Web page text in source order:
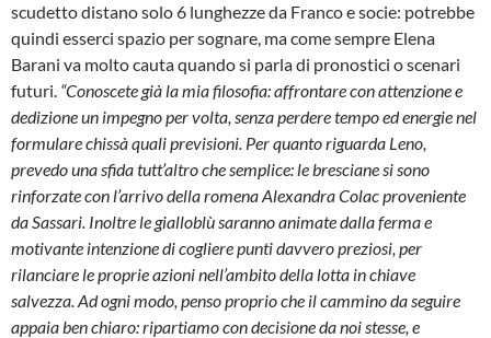
scudetto distano solo 6 lunghezze da Franco e socie: potrebbe
quindi esserci spazio per sognare, ma come sempre Elena
Barani va molto cauta quando si parla di pronostici o scenari
futuri. “Conoscete già la mia filosofia: affrontare con attenzione e
dedizione un impegno per volta, senza perdere tempo ed energie nel
formulare chissà quali previsioni. Per quanto riguarda Leno,
prevedo una sfida tutt’altro che semplice: le bresciane si sono
rinforzate con l’arrivo della romena Alexandra Colac proveniente
da Sassari. Inoltre le gialloblù saranno animate dalla ferma e
motivante intenzione di cogliere punti davvero preziosi, per
rilanciare le proprie azioni nell’ambito della lotta in chiave
salvezza. Ad ogni modo, penso proprio che il cammino da seguire
appaia ben chiaro: ripartiamo con decisione da noi stesse, e